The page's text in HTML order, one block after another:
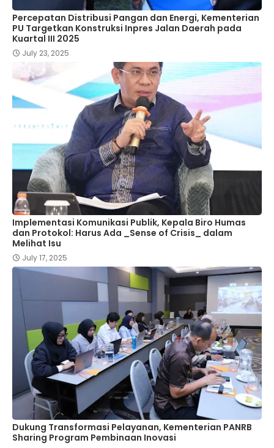
Percepatan Distribusi Pangan dan Energi, Kementerian
PU Targetkan Konstruksi Inpres Jalan Daerah pada
Kuartal III 2025
July 23, 2025
Implementasi Komunikasi Publik, Kepala Biro Humas
dan Protokol: Harus Ada _Sense of Crisis_ dalam
Melihat Isu
July 17, 2025
Dukung Transformasi Pelayanan, Kementerian PANRB
Sharing Program Pembinaan Inovasi